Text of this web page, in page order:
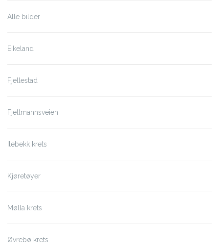
Alle bilder
Eikeland
Fjellestad
Fjellmannsveien
Ilebekk krets
Kjøretøyer
Mølla krets
Øvrebø krets